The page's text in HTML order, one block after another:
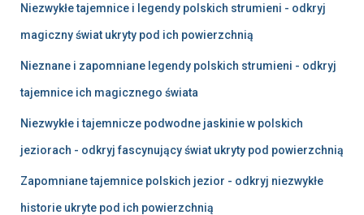
Niezwykłe tajemnice i legendy polskich strumieni - odkryj
magiczny świat ukryty pod ich powierzchnią
Nieznane i zapomniane legendy polskich strumieni - odkryj
tajemnice ich magicznego świata
Niezwykłe i tajemnicze podwodne jaskinie w polskich
jeziorach - odkryj fascynujący świat ukryty pod powierzchnią
Zapomniane tajemnice polskich jezior - odkryj niezwykłe
historie ukryte pod ich powierzchnią